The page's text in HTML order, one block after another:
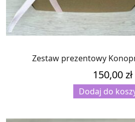
Zestaw prezentowy
150,00zł
Dodaj do